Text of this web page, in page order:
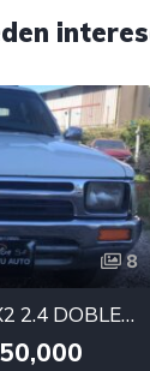
8
TOYOTA HILUX 4X2 2.4 DOBLE CABINA